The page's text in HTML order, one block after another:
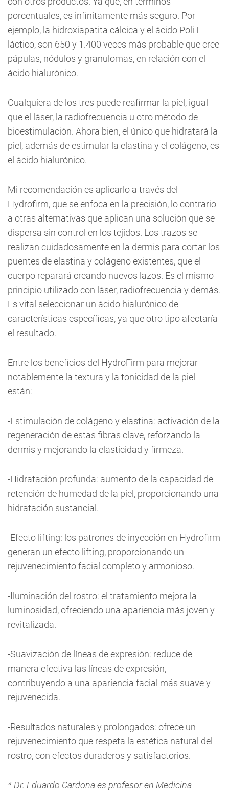
porcentuales, es infinitamente más seguro. Por
ejemplo, la hidroxiapatita cálcica y el ácido Poli L
láctico, son 650 y 1.400 veces más probable que cree
pápulas, nódulos y granulomas, en relación con el
ácido hialurónico.
Cualquiera de los tres puede reafirmar la piel, igual
que el láser, la radiofrecuencia u otro método de
bioestimulación. Ahora bien, el único que hidratará la
piel, además de estimular la elastina y el colágeno, es
el ácido hialurónico.
Mi recomendación es aplicarlo a través del
Hydrofirm, que se enfoca en la precisión, lo contrario
a otras alternativas que aplican una solución que se
dispersa sin control en los tejidos. Los trazos se
realizan cuidadosamente en la dermis para cortar los
puentes de elastina y colágeno existentes, que el
cuerpo reparará creando nuevos lazos. Es el mismo
principio utilizado con láser, radiofrecuencia y demás.
Es vital seleccionar un ácido hialurónico de
características específicas, ya que otro tipo afectaría
el resultado.
Entre los beneficios del HydroFirm para mejorar
notablemente la textura y la tonicidad de la piel
están:
-Estimulación de colágeno y elastina: activación de la
regeneración de estas fibras clave, reforzando la
dermis y mejorando la elasticidad y firmeza.
-Hidratación profunda: aumento de la capacidad de
retención de humedad de la piel, proporcionando una
hidratación sustancial.
-Efecto lifting: los patrones de inyección en Hydrofirm
generan un efecto lifting, proporcionando un
rejuvenecimiento facial completo y armonioso.
-Iluminación del rostro: el tratamiento mejora la
luminosidad, ofreciendo una apariencia más joven y
revitalizada.
-Suavización de líneas de expresión: reduce de
manera efectiva las líneas de expresión,
contribuyendo a una apariencia facial más suave y
rejuvenecida.
-Resultados naturales y prolongados: ofrece un
rejuvenecimiento que respeta la estética natural del
rostro, con efectos duraderos y satisfactorios.
* Dr. Eduardo Cardona es profesor en Medicina